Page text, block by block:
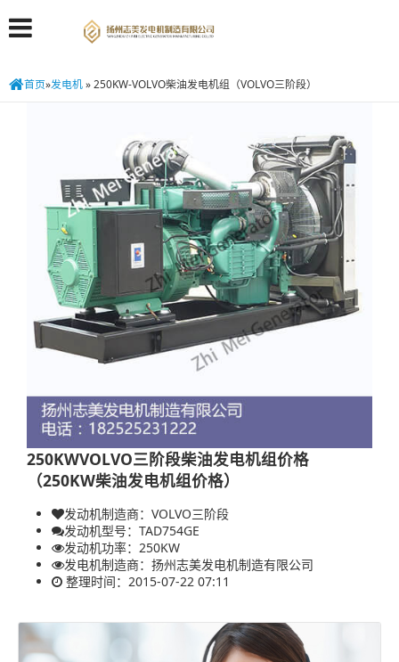
首页»发电机» 250KW-VOLVO柴油发电机组（VOLVO三阶段）
250KWVOLVO三阶段柴油发电机组价格
（250KW柴油发电机组价格）
发动机制造商：VOLVO三阶段
发动机型号：TAD754GE
发动机功率： 250KW
发电机制造商： 扬州志美发电机制造有限公司
整理时间：2015-07-22 07:11